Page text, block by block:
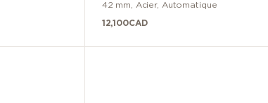
42 mm Acier, Automatique
12,100CAD